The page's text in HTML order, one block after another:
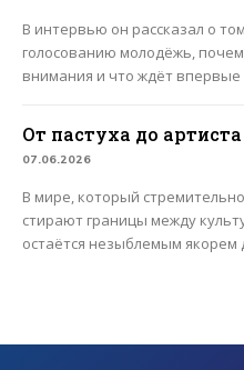
В интервью он рассказал о
голосованию молодёжь,
внимания и что ждёт впервые
От пастуха до
07.06.2026
В мире, который
стирают границы между
остаётся незыблемым якорем